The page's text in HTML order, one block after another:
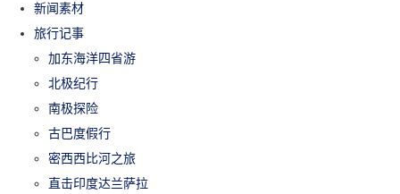
新闻素材
旅行记事
加东海洋四省游
北极纪行
南极探险
古巴度假行
密西西比河之旅
直击印度达兰萨拉